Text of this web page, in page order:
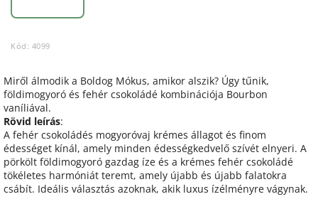
Kód: 4099
Miről álmodik a Boldog Mókus, amikor alszik? Úgy tűnik,
földimogyoró és fehér csokoládé kombinációja Bourbon
vaníliával.
Rövid leírás:
A fehér csokoládés mogyoróvaj krémes állagot és finom
édességet kínál, amely minden édességkedvelő szívét elnyeri. A
pörkölt földimogyoró gazdag íze és a krémes fehér csokoládé
tökéletes harmóniát teremt, amely újabb és újabb falatokra
csábít. Ideális választás azoknak, akik luxus ízélményre vágynak.